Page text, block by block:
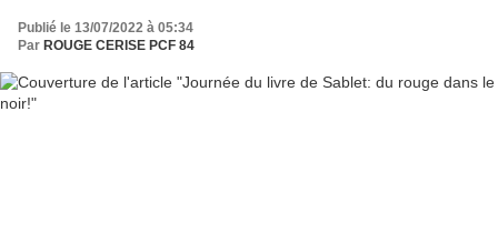
Publié le 13/07/2022 à 05:34
Par ROUGE CERISE PCF 84